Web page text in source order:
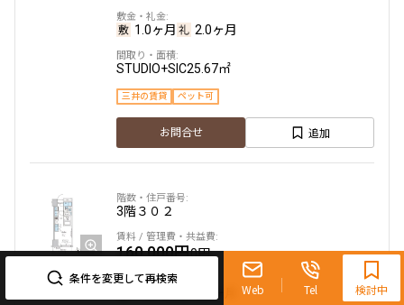
条件を変更して再検索
Web Tel
0120-321-719
9:30~18:00（水曜定休）
検討中
1.0ヶ月 2.0ヶ月
STUDIO+SIC25.67㎡
三井の賃貸 ペット可
お問合せ 追加
3階３０２
160,000円0円